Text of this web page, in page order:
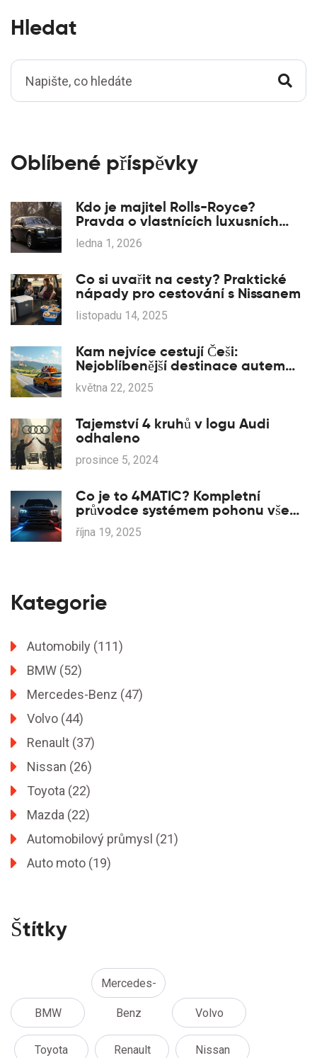
Hledat
Oblíbené příspěvky
Kdo je majitel Rolls-Royce?
Pravda o vlastnících luxusních
automobilů
ledna 1, 2026
Co si uvařit na cesty? Praktické
nápady pro cestování s Nissanem
listopadu 14, 2025
Kam nejvíce cestují Češi:
Nejoblíbenější destinace autem
Renault
května 22, 2025
Tajemství 4 kruhů v logu Audi
odhaleno
prosince 5, 2024
Co je to 4MATIC? Kompletní
průvodce systémem pohonu všech
kol Mercedes‑Benz
října 19, 2025
Kategorie
Automobily (111)
BMW (52)
Mercedes-Benz (47)
Volvo (44)
Renault (37)
Nissan (26)
Toyota (22)
Mazda (22)
Automobilový průmysl (21)
Auto moto (19)
Štítky
BMW
Mercedes-
Benz Volvo
Toyota Renault Nissan